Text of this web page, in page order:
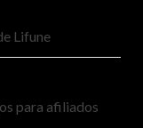
Lifune
para afiliados